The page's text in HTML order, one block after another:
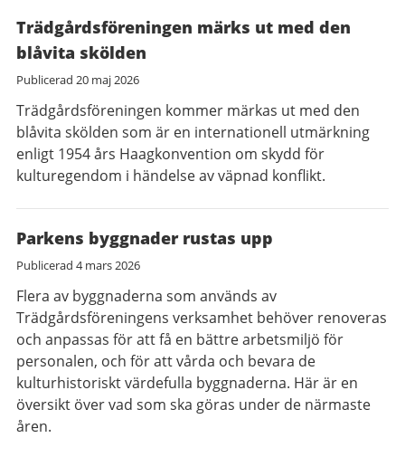
Trädgårdsföreningen märks ut med den
blåvita skölden
Publicerad 20 maj 2026
Trädgårdsföreningen kommer märkas ut med den
blåvita skölden som är en internationell utmärkning
enligt 1954 års Haagkonvention om skydd för
kulturegendom i händelse av väpnad konflikt.
Parkens byggnader rustas upp
Publicerad 4 mars 2026
Flera av byggnaderna som används av
Trädgårdsföreningens verksamhet behöver renoveras
och anpassas för att få en bättre arbetsmiljö för
personalen, och för att vårda och bevara de
kulturhistoriskt värdefulla byggnaderna. Här är en
översikt över vad som ska göras under de närmaste
åren.